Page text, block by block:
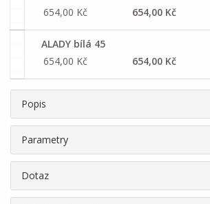
654,00 Kč
654,00 Kč
ALADY bílá 45
654,00 Kč
654,00 Kč
Popis
Parametry
Dotaz